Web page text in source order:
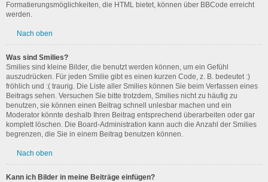
Formatierungsmöglichkeiten, die HTML bietet, können über BBCode erreicht
werden.
Nach oben
Was sind Smilies?
Smilies sind kleine Bilder, die benutzt werden können, um ein Gefühl
auszudrücken. Für jeden Smilie gibt es einen kurzen Code, z. B. bedeutet :)
fröhlich und :( traurig. Die Liste aller Smilies können Sie beim Verfassen eines
Beitrags sehen. Versuchen Sie bitte trotzdem, Smilies nicht zu häufig zu
benutzen, sie können einen Beitrag schnell unlesbar machen und ein
Moderator könnte deshalb Ihren Beitrag entsprechend überarbeiten oder gar
komplett löschen. Die Board-Administration kann auch die Anzahl der Smilies
begrenzen, die Sie in einem Beitrag benutzen können.
Nach oben
Kann ich Bilder in meine Beiträge einfügen?